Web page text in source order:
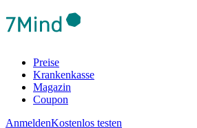
Preise
Krankenkasse
Magazin
Coupon
AnmeldenKostenlos testen